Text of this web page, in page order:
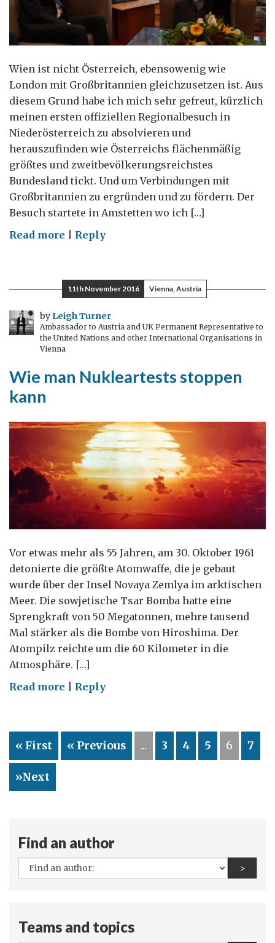
Wien ist nicht Österreich, ebensowenig wie
London mit Großbritannien gleichzusetzen ist. Aus
diesem Grund habe ich mich sehr gefreut, kürzlich
meinen ersten offiziellen Regionalbesuch in
Niederösterreich zu absolvieren und
herauszufinden wie Österreichs flächenmäßig
größtes und zweitbevölkerungsreichstes
Bundesland tickt. Und um Verbindungen mit
Großbritannien zu ergründen und zu fördern. Der
Besuch startete in Amstetten wo ich […]
Read more on
britische
Schaltzentralen
Reply
11th November 2016 Vienna, Austria
by Leigh Turner
Ambassador to Austria and UK Permanent Representative to
the United Nations and other International Organisations in
Vienna
Wie man Nukleartests stoppen
kann
Vor etwas mehr als 55 Jahren, am 30. Oktober 1961
detonierte die größte Atomwaffe, die je gebaut
wurde über der Insel Novaya Zemlya im arktischen
Meer. Die sowjetische Tsar Bomba hatte eine
Sprengkraft von 50 Megatonnen, mehre tausend
Mal stärker als die Bombe von Hiroshima. Der
Atompilz reichte um die 60 Kilometer in die
Atmosphäre. […]
Read more on
Nukleartests
stoppen
Reply
« First « Previous ... 3 4 5 6 7
»Next
Find an author
All
authors:
>Find
Teams and topics